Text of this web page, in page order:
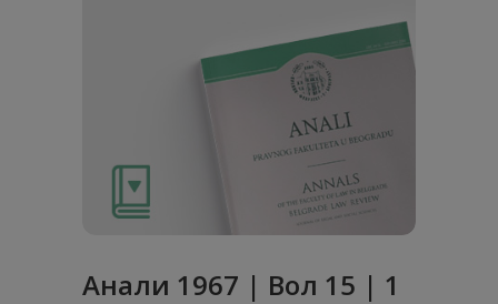
Анaли 1967 | Вол 15 | 1